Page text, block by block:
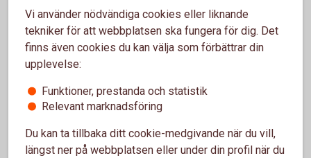
Courtage för värdepappershandel
Prislista värdepappershandel
Vi använder nödvändiga cookies eller liknande
tekniker för att webbplatsen ska fungera för dig. Det
finns även cookies du kan välja som förbättrar din
upplevelse:
Funktioner, prestanda och statistik
Relevant marknadsföring
Du kan ta tillbaka ditt cookie-medgivande när du vill,
längst ner på webbplatsen eller under din profil när du